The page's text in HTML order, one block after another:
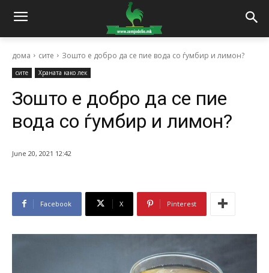
дома сите Зошто е добро да се пие вода со ѓумбир и лимон?
сите Храната како лек
Зошто е добро да се пие
вода со ѓумбир и лимон?
June 20, 2021 12:42
Facebook X Pinterest